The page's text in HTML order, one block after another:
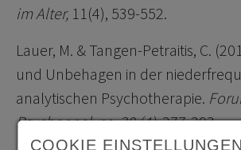
im Alter, 11(4), 539-552.
Lauer, M. & Tangen-Petraitis, C.
und Unbehagen in der
analytischen Psychotherapie.
Psychoanalyse, 30 (4),377-393.
COOKIE EINSTELLUNGEN